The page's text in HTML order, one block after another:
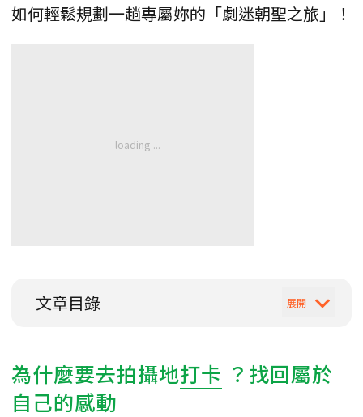
如何輕鬆規劃一趟專屬妳的「劇迷朝聖之旅」！
文章目錄
為什麼要去拍攝地打卡 ？找回屬於
自己的感動